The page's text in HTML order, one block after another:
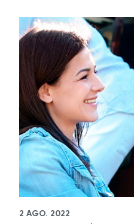
2 AGO. 2022